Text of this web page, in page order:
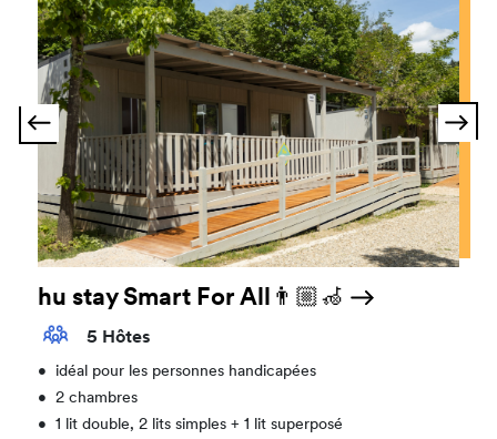
hu stay Smart For All👨🏼‍🦽
5 Hôtes
•
idéal pour les personnes handicapées
•
2 chambres
•
1 lit double, 2 lits simples + 1 lit superposé